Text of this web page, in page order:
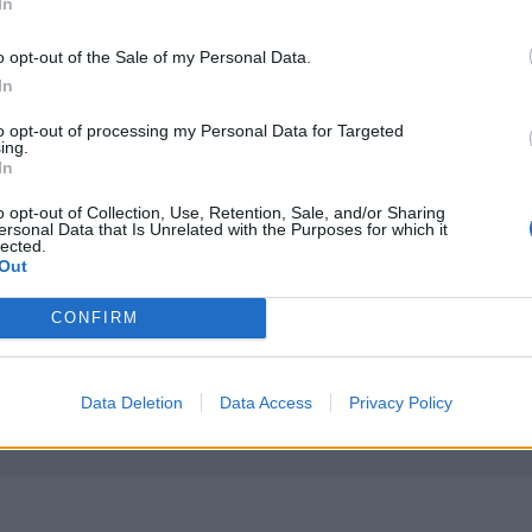
opt-out of the Sale of my Personal Data.
opt-out of processing my Personal Data for Targeted
opt-out of Collection, Use, Retention, Sale, and/or Sharing
Data that Is Unrelated with the Purposes for which it
CONFIRM
Data Deletion Data Access Privacy Policy
αεροσκάφη
– Σηκώθηκαν δύο αεροσκάφη
Θεσσαλονίκη: Έκαναν τρύπες σε δέντρα και ξεράθηκαν
Θεσσαλονίκη: Έκαναν τρύπες σε
Θεσσαλονίκη: Έκαναν τρύπες σε
Λάκη Χαλκιά
ΕΧΠ-ΒΕ: Το «Ενιαίο Πλαίσιο» που Κατακερματίζει τη
ΕΧΠ-ΒΕ: Το «Ενιαίο Πλαίσιο» που
ΕΧΠ-ΒΕ: Το «Ενιαίο Πλαίσιο» που
Κατακερματίζει τη Βιομηχανία - Η